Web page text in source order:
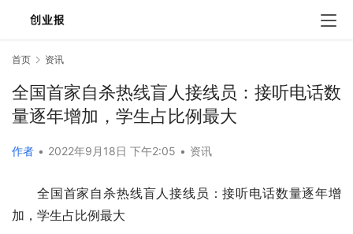
首页 资讯
全国首家自杀热线盲人接线员：接听电话数
量逐年增加，学生占比例最大
作者 • 2022年9月18日 下午2:05 • 资讯
全国首家自杀热线盲人接线员：接听电话数量逐年增
加，学生占比例最大